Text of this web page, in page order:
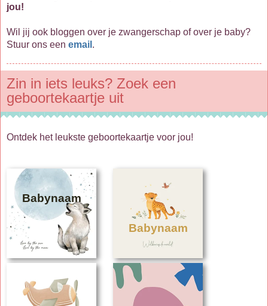
jou!
Wil jij ook bloggen over je zwangerschap of over je baby?
Stuur ons een email .
Zin in iets leuks? Zoek een
geboortekaartje uit
Ontdek het leukste geboortekaartje voor jou!
Babynaam
Babynaam